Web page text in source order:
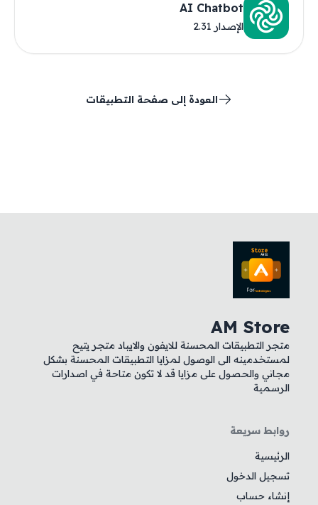
AI Chatbot
الإصدار 2.31
العودة إلى صفحة التطبيقات
AM Store
متجر التطبيقات المحسنة للايفون والايباد متجر يتيح
لمستخدمينه الى الوصول لمزايا التطبيقات المحسنة بشكل
مجاني والحصول على مزايا قد لا تكون متاحة في اصدارات
الرسمية
روابط سريعة
الرئيسية
تسجيل الدخول
إنشاء حساب